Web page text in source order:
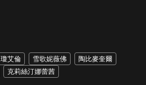
瓊艾倫 雪歌妮薇佛
陶比麥奎爾
克莉絲汀娜蕾茜